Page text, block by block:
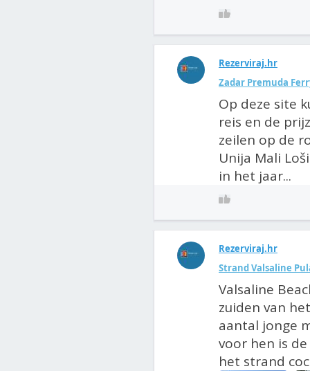
Rezerviraj.hr
Zadar Premuda
Op deze site
reis en de
zeilen op de
Unija Mali
in het jaar...
Rezerviraj.hr
Strand Valsaline
Valsaline
zuiden van
aantal jonge
voor hen is
het strand